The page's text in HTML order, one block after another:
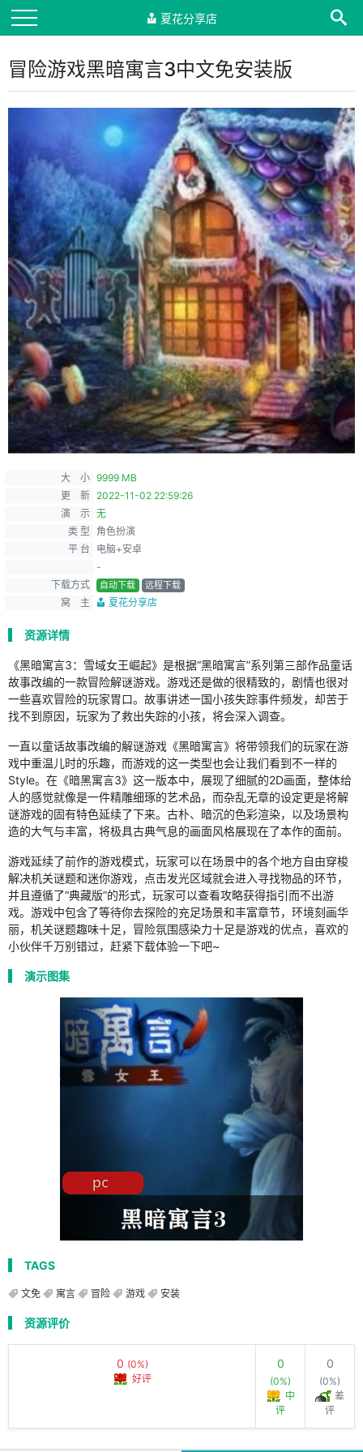
夏花分享店
冒险游戏黑暗寓言3中文免安装版
大 小 9999 MB
更 新 2022-11-02 22:59:26
演 示 无
类 型
角色扮演
平 台
电脑+安卓
-
下载方式
自动下载 远程下载
窝 主 夏花分享店
资源详情
《黑暗寓言3：雪域女王崛起》是根据“黑暗寓言”系列第三部作品童话
故事改编的一款冒险解谜游戏。游戏还是做的很精致的，剧情也很对
一些喜欢冒险的玩家胃口。故事讲述一国小孩失踪事件频发，却苦于
找不到原因，玩家为了救出失踪的小孩，将会深入调查。
一直以童话故事改编的解谜游戏《黑暗寓言》将带领我们的玩家在游
戏中重温儿时的乐趣，而游戏的这一类型也会让我们看到不一样的
Style。在《暗黑寓言3》这一版本中，展现了细腻的2D画面，整体给
人的感觉就像是一件精雕细琢的艺术品，而杂乱无章的设定更是将解
谜游戏的固有特色延续了下来。古朴、暗沉的色彩渲染，以及场景构
造的大气与丰富，将极具古典气息的画面风格展现在了本作的面前。
游戏延续了前作的游戏模式，玩家可以在场景中的各个地方自由穿梭
解决机关谜题和迷你游戏，点击发光区域就会进入寻找物品的环节，
并且遵循了“典藏版”的形式，玩家可以查看攻略获得指引而不出游
戏。游戏中包含了等待你去探险的充足场景和丰富章节，环境刻画华
丽，机关谜题趣味十足，冒险氛围感染力十足是游戏的优点，喜欢的
小伙伴千万别错过，赶紧下载体验一下吧~
演示图集
TAGS
文免 寓言 冒险 游戏 安装
资源评价
0 (0%)
好评
0
(0%)
中
评
0
(0%)
差
评